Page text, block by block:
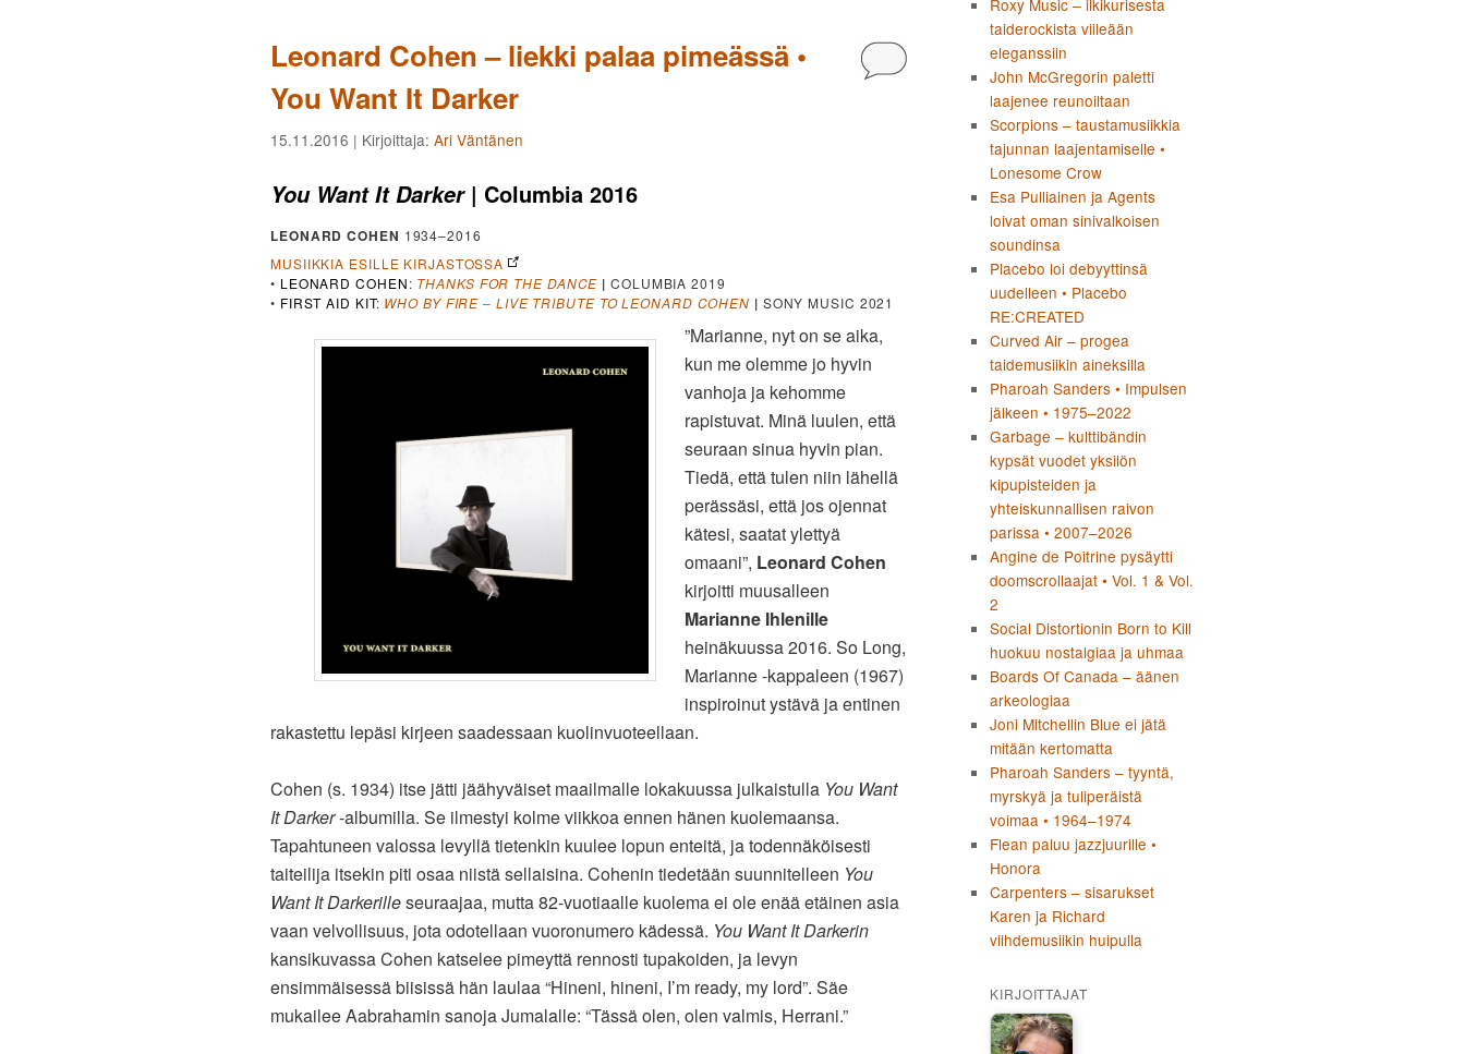
Leonard Cohen – liekki palaa pimeässä •
You Want It Darker
Kommentoi
15.11.2016 | Kirjoittaja: Ari Väntänen
You Want It Darker| Columbia 2016
LEONARD COHEN 1934–2016
MUSIIKKIA ESILLE KIRJASTOSSA
• LEONARD COHEN: THANKS FOR THE DANCE | COLUMBIA 2019
• FIRST AID KIT: WHO BY FIRE – LIVE TRIBUTE TO LEONARD COHEN | SONY MUSIC 2021
”Marianne, nyt on se aika,
kun me olemme jo hyvin
vanhoja ja kehomme
rapistuvat. Minä luulen, että
seuraan sinua hyvin pian.
Tiedä, että tulen niin lähellä
perässäsi, että jos ojennat
kätesi, saatat ylettyä
omaani”, Leonard Cohen
kirjoitti muusalleen
Marianne Ihlenille
heinäkuussa 2016. So Long,
Marianne -kappaleen (1967)
inspiroinut ystävä ja entinen
rakastettu lepäsi kirjeen saadessaan kuolinvuoteellaan.
Cohen (s. 1934) itse jätti jäähyväiset maailmalle lokakuussa julkaistulla You Want
It Darker-albumilla. Se ilmestyi kolme viikkoa ennen hänen kuolemaansa.
Tapahtuneen valossa levyllä tietenkin kuulee lopun enteitä, ja todennäköisesti
taiteilija itsekin piti osaa niistä sellaisina. Cohenin tiedetään suunnitelleen You
Want It Darkerilleseuraajaa, mutta 82-vuotiaalle kuolema ei ole enää etäinen asia
vaan velvollisuus, jota odotellaan vuoronumero kädessä. You Want It Darkerin
kansikuvassa Cohen katselee pimeyttä rennosti tupakoiden, ja levyn
ensimmäisessä biisissä hän laulaa “Hineni, hineni, I’m ready, my lord”. Säe
mukailee Aabrahamin sanoja Jumalalle: “Tässä olen, olen valmis, Herrani.”
Roxy Music – ilkikurisesta
taiderockista viileään
eleganssiin
John McGregorin paletti
laajenee reunoiltaan
Scorpions – taustamusiikkia
tajunnan laajentamiselle •
Lonesome Crow
Esa Pulliainen ja Agents
loivat oman sinivalkoisen
soundinsa
Placebo loi debyyttinsä
uudelleen • Placebo
RE:CREATED
Curved Air – progea
taidemusiikin aineksilla
Pharoah Sanders • Impulsen
jälkeen • 1975–2022
Garbage – kulttibändin
kypsät vuodet yksilön
kipupisteiden ja
yhteiskunnallisen raivon
parissa • 2007–2026
Angine de Poitrine pysäytti
doomscrollaajat • Vol. 1 & Vol.
2
Social Distortionin Born to Kill
huokuu nostalgiaa ja uhmaa
Boards Of Canada – äänen
arkeologiaa
Joni Mitchellin Blue ei jätä
mitään kertomatta
Pharoah Sanders – tyyntä,
myrskyä ja tuliperäistä
voimaa • 1964–1974
Flean paluu jazzjuurille •
Honora
Carpenters – sisarukset
Karen ja Richard
viihdemusiikin huipulla
KIRJOITTAJAT